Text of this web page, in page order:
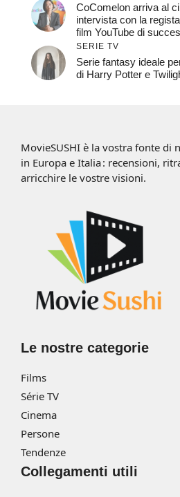
CoComelon arriva al
intervista con la
film YouTube di
SERIE TV
Serie fantasy ideale
di Harry Potter e
MovieSUSHI è la vostra fonte di
in Europa e Italia : recensioni,
arricchire le vostre visioni.
Le nostre categorie
Films
Série TV
Cinema
Persone
Tendenze
Collegamenti utili